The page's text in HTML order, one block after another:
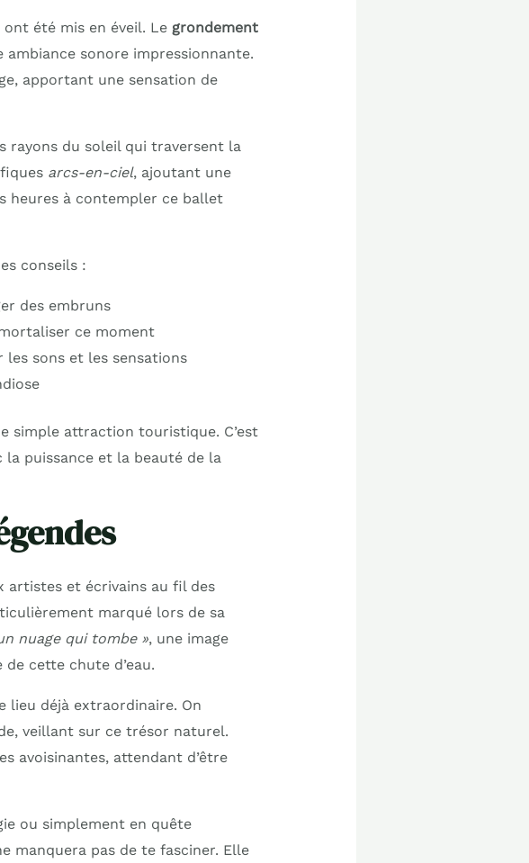
été mis en éveil. Le grondement
ambiance sonore impressionnante.
apportant une sensation de
rayons du soleil qui traversent la
arcs-en-ciel, ajoutant une
heures à contempler ce ballet
conseils :
des embruns
ce moment
les sons et les sensations
simple attraction touristique. C’est
puissance et la beauté de la
artistes et écrivains au fil des
marqué lors de sa
nuage qui tombe », une image
cette chute d’eau.
lieu déjà extraordinaire. On
veillant sur ce trésor naturel.
avoisinantes, attendant d’être
ou simplement en quête
manquera pas de te fasciner. Elle